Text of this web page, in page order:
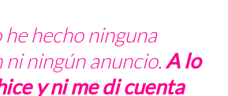
he hecho ninguna
ni ningún anuncio.A lo
y ni me di cuenta